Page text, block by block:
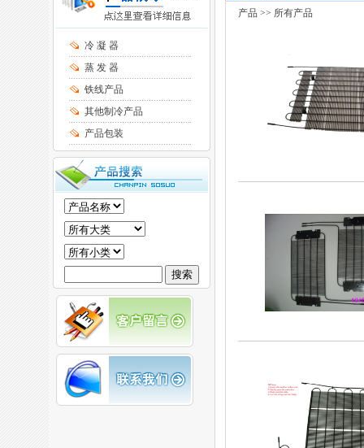
冷 凝 器
蒸 发 器
铁线产品
其他制冷产品
产品包装
产品 >> 所有产品